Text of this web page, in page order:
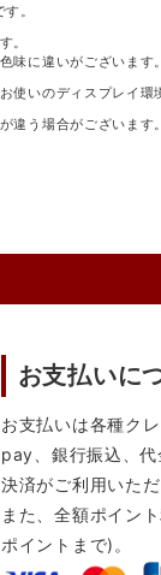
。
。
に違いがございます
いのディスプレイ環
う場合がございま
お支払いに
お支払いは各種ク
pay、銀行振込、
決済がご利用いただ
また、全額ポイン
ポイントまで)。